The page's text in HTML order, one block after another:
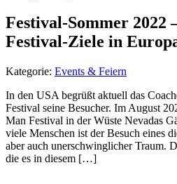
Festival-Sommer 2022
Festival-Ziele in
Kategorie: Events & Feiern
In den USA begrüßt aktuell das
Festival seine Besucher. Im August
Man Festival in der Wüste Nevadas
viele Menschen ist der Besuch eines
aber auch unerschwinglicher Traum.
die es in diesem […]